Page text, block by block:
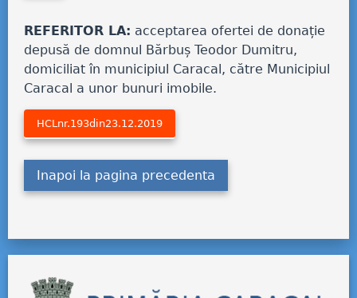
REFERITOR LA: acceptarea ofertei de donație
depusă de domnul Bărbuș Teodor Dumitru,
domiciliat în municipiul Caracal, către Municipiul
Caracal a unor bunuri imobile.
HCLnr.193din23.12.2019
Inapoi la pagina precedenta